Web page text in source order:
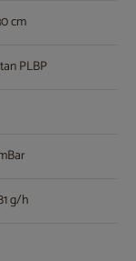
cm
PLBP
g/h